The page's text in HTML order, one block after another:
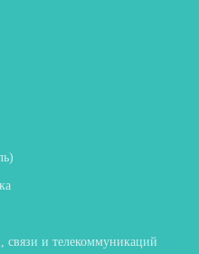
связи и телекоммуникаций